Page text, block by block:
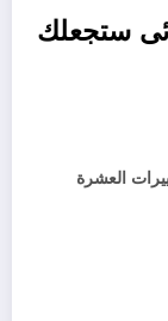
ستجعلك
العشرة